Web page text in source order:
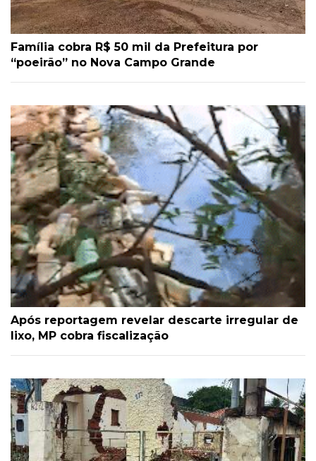
Família cobra R$ 50 mil da Prefeitura por
“poeirão” no Nova Campo Grande
Após reportagem revelar descarte irregular de
lixo, MP cobra fiscalização